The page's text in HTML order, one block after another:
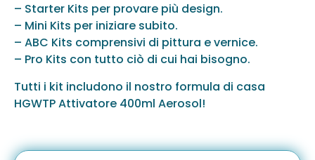
– Starter Kits per provare più design.
– Mini Kits per iniziare subito.
– ABC Kits comprensivi di pittura e vernice.
– Pro Kits con tutto ciò di cui hai bisogno.
Tutti i kit includono il nostro formula di casa
HGWTP Attivatore 400ml Aerosol!